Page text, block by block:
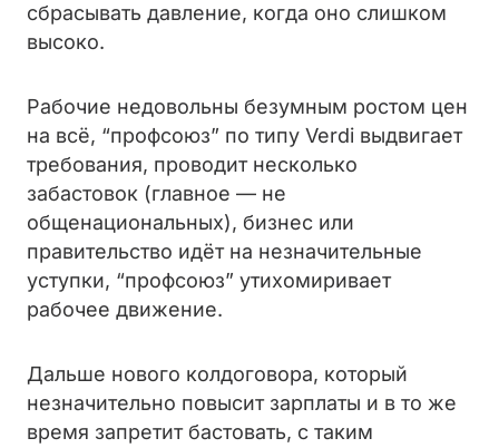
сбрасывать давление, когда оно слишком
высоко.
Рабочие недовольны безумным ростом цен
на всё, “профсоюз” по типу Verdi выдвигает
требования, проводит несколько
забастовок (главное — не
общенациональных), бизнес или
правительство идёт на незначительные
уступки, “профсоюз” утихомиривает
рабочее движение.
Дальше нового колдоговора, который
незначительно повысит зарплаты и в то же
время запретит бастовать, с таким